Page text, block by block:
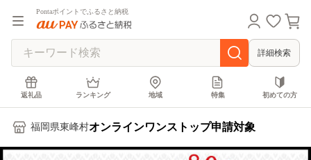
Pontaポイントでふるさと納税
詳細検索
返礼品 ランキング 地域 特集 初めての方
福岡県東峰村オンラインワンストップ申請対象